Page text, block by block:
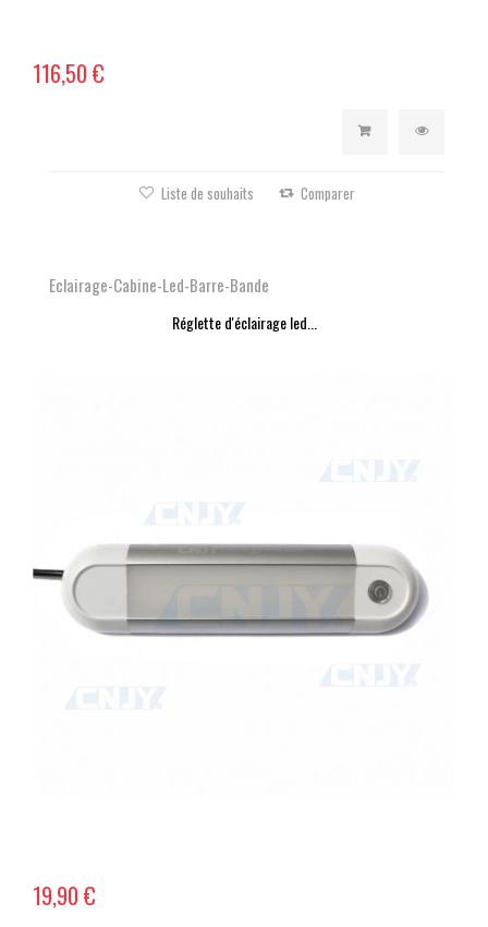
116,50 €
Liste de souhaits Comparer
Eclairage-Cabine-Led-Barre-Bande
Réglette d'éclairage led...
19,90 €